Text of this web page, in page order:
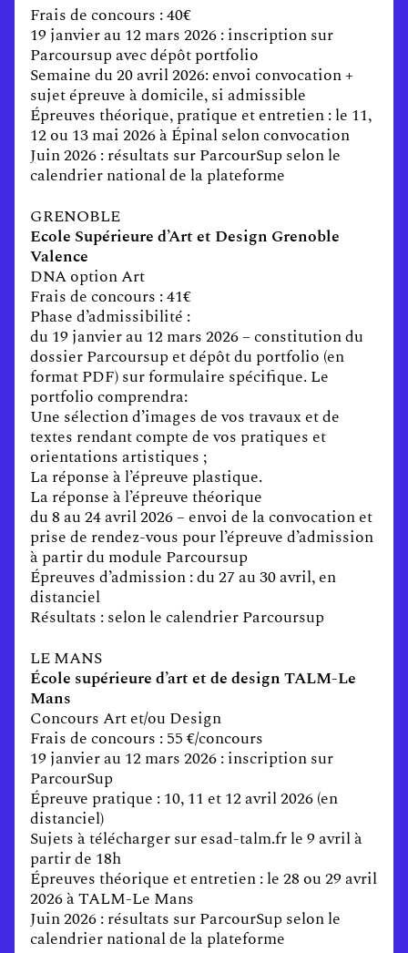
Frais de concours : 40€
19 janvier au 12 mars 2026 : inscription sur
Parcoursup avec dépôt portfolio
Semaine du 20 avril 2026: envoi convocation +
sujet épreuve à domicile, si admissible
Épreuves théorique, pratique et entretien : le 11,
12 ou 13 mai 2026 à Épinal selon convocation
Juin 2026 : résultats sur ParcourSup selon le
calendrier national de la plateforme
GRENOBLE
Ecole Supérieure d’Art et Design Grenoble
Valence
DNA option Art
Frais de concours : 41€
Phase d’admissibilité :
du 19 janvier au 12 mars 2026 – constitution du
dossier Parcoursup et dépôt du portfolio (en
format PDF) sur formulaire spécifique. Le
portfolio comprendra:
Une sélection d’images de vos travaux et de
textes rendant compte de vos pratiques et
orientations artistiques ;
La réponse à l’épreuve plastique.
La réponse à l’épreuve théorique
du 8 au 24 avril 2026 – envoi de la convocation et
prise de rendez-vous pour l’épreuve d’admission
à partir du module Parcoursup
Épreuves d’admission : du 27 au 30 avril, en
distanciel
Résultats : selon le calendrier Parcoursup
LE MANS
École supérieure d’art et de design TALM-Le
Mans
Concours Art et/ou Design
Frais de concours : 55 €/concours
19 janvier au 12 mars 2026 : inscription sur
ParcourSup
Épreuve pratique : 10, 11 et 12 avril 2026 (en
distanciel)
Sujets à télécharger sur esad-talm.fr le 9 avril à
partir de 18h
Épreuves théorique et entretien : le 28 ou 29 avril
2026 à TALM-Le Mans
Juin 2026 : résultats sur ParcourSup selon le
calendrier national de la plateforme